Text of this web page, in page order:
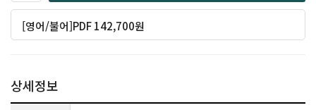
[영어/불어]PDF 142,700원
상세정보